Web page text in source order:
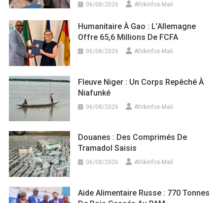
06/08/2026 Afrikinfos-Mali
Humanitaire À Gao : L’Allemagne
Offre 65,6 Millions De FCFA
06/08/2026 Afrikinfos-Mali
Fleuve Niger : Un Corps Repêché À
Niafunké
06/08/2026 Afrikinfos-Mali
Douanes : Des Comprimés De
Tramadol Saisis
06/08/2026 Afrikinfos-Mali
Aide Alimentaire Russe : 770 Tonnes